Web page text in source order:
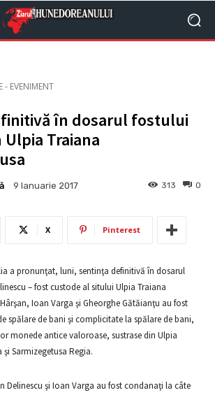
- EVENIMENT
în dosarul fostului
Traiana
9 Ianuarie 2017 0
313
X Pinterest
a pronunţat, luni, sentinţa definitivă în dosarul
– fost custode al sitului Ulpia Traiana
Ioan Varga şi Gheorghe Gătăianţu au fost
spălare de bani şi complicitate la spălare de bani,
monede antice valoroase, sustrase din Ulpia
Sarmizegetusa Regia.
Delinescu şi Ioan Varga au fost condanaţi la câte